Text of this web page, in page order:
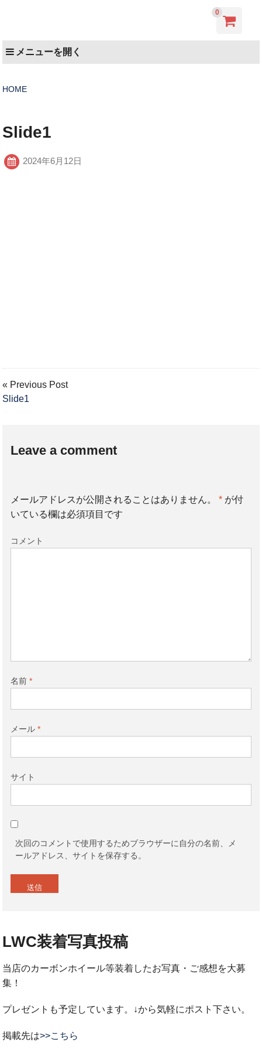
0
メニューを開く
HOME
Slide1
2024年6月12日
« Previous Post
Slide1
Leave a comment
メールアドレスが公開されることはありません。 *が付
いている欄は必須項目です
コメント
名前 *
メール *
サイト
次回のコメントで使用するためブラウザーに自分の名前、メ
ールアドレス、サイトを保存する。
LWC装着写真投稿
当店のカーボンホイール等装着したお写真・ご感想を大募
集！
プレゼントも予定しています。↓から気軽にポスト下さい。
掲載先は>>こちら